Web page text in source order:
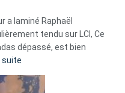
fake
news
»
a laminé Raphaël
tendu sur LCI, Ce
dépassé, est bien
suite
Tegnér